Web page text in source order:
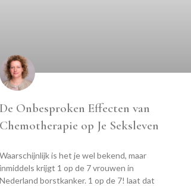
De Onbesproken Effecten van
Chemotherapie op Je Seksleven
Waarschijnlijk is het je wel bekend, maar
inmiddels krijgt 1 op de 7 vrouwen in
Nederland borstkanker. 1 op de 7! laat dat